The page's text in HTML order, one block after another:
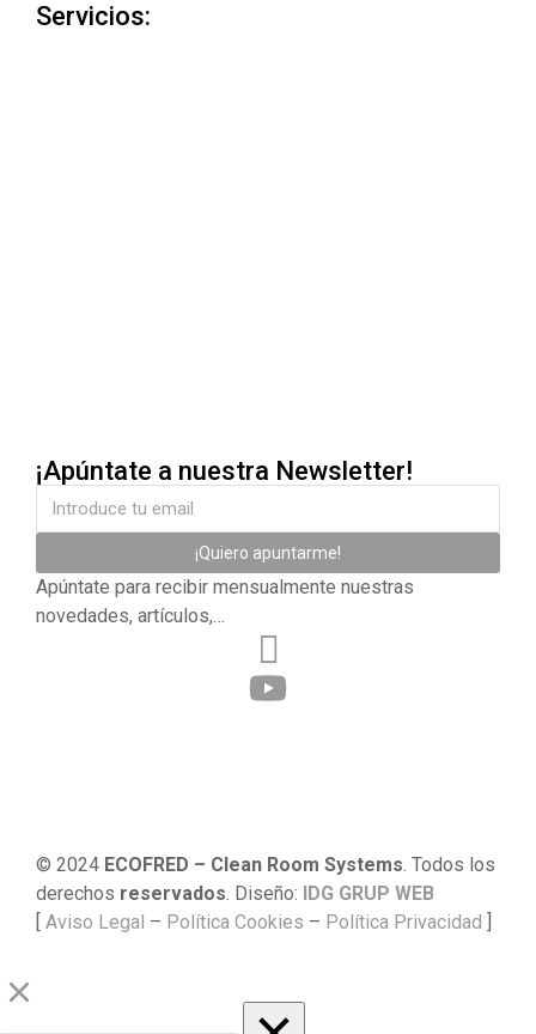
Servicios:
¡Apúntate a nuestra Newsletter!
¡Quiero apuntarme!
Apúntate para recibir mensualmente nuestras
novedades, artículos,…
© 2024 ECOFRED – Clean Room Systems. Todos los
derechos reservados. Diseño: IDG GRUP WEB
[ Aviso Legal – Política Cookies – Política Privacidad ]